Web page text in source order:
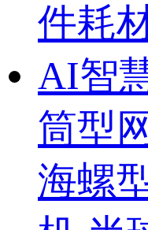
件耗
AI智
筒型
海螺